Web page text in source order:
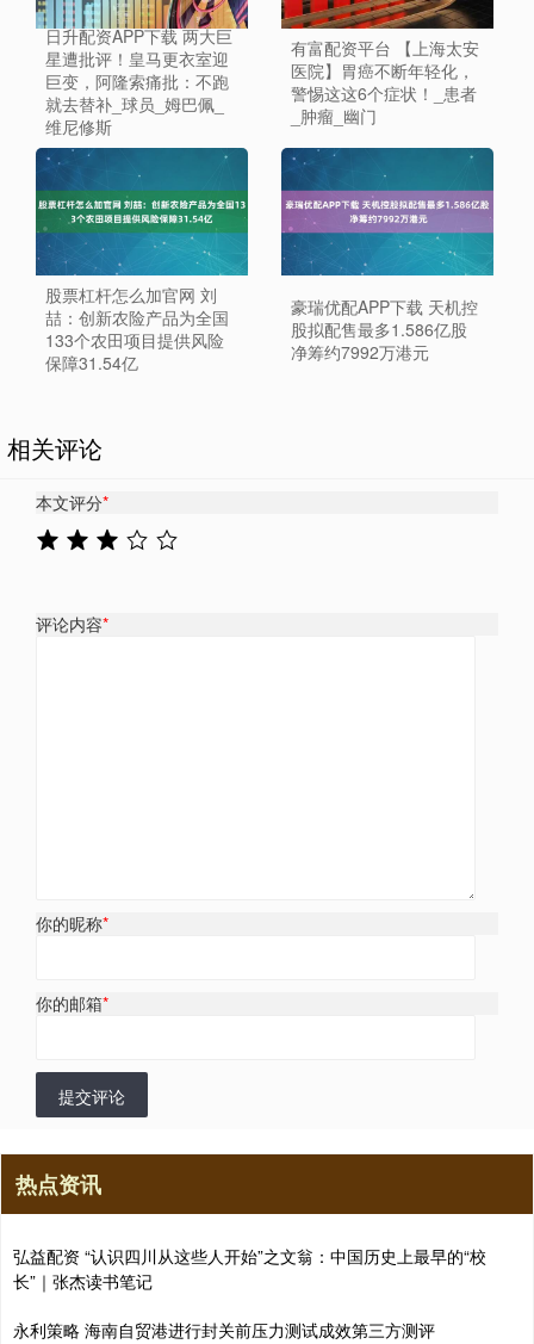
日升配资APP下载 两大巨
星遭批评！皇马更衣室迎
巨变，阿隆索痛批：不跑
就去替补_球员_姆巴佩_
维尼修斯
有富配资平台 【上海太安
医院】胃癌不断年轻化，
警惕这这6个症状！_患者
_肿瘤_幽门
股票杠杆怎么加官网 刘
喆：创新农险产品为全国
133个农田项目提供风险
保障31.54亿
豪瑞优配APP下载 天机控
股拟配售最多1.586亿股
净筹约7992万港元
相关评论
本文评分*
评论内容*
你的昵称*
你的邮箱*
提交评论
热点资讯
弘益配资 “认识四川从这些人开始”之文翁：中国历史上最早的“校
长”｜张杰读书笔记
永利策略 海南自贸港进行封关前压力测试成效第三方测评